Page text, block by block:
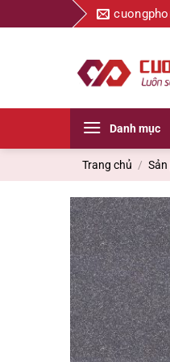
qua
Danh mục
Trang chủ /